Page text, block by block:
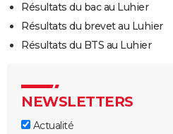
Résultats du bac au Luhier
Résultats du brevet au Luhier
Résultats du BTS au Luhier
NEWSLETTERS
Actualité